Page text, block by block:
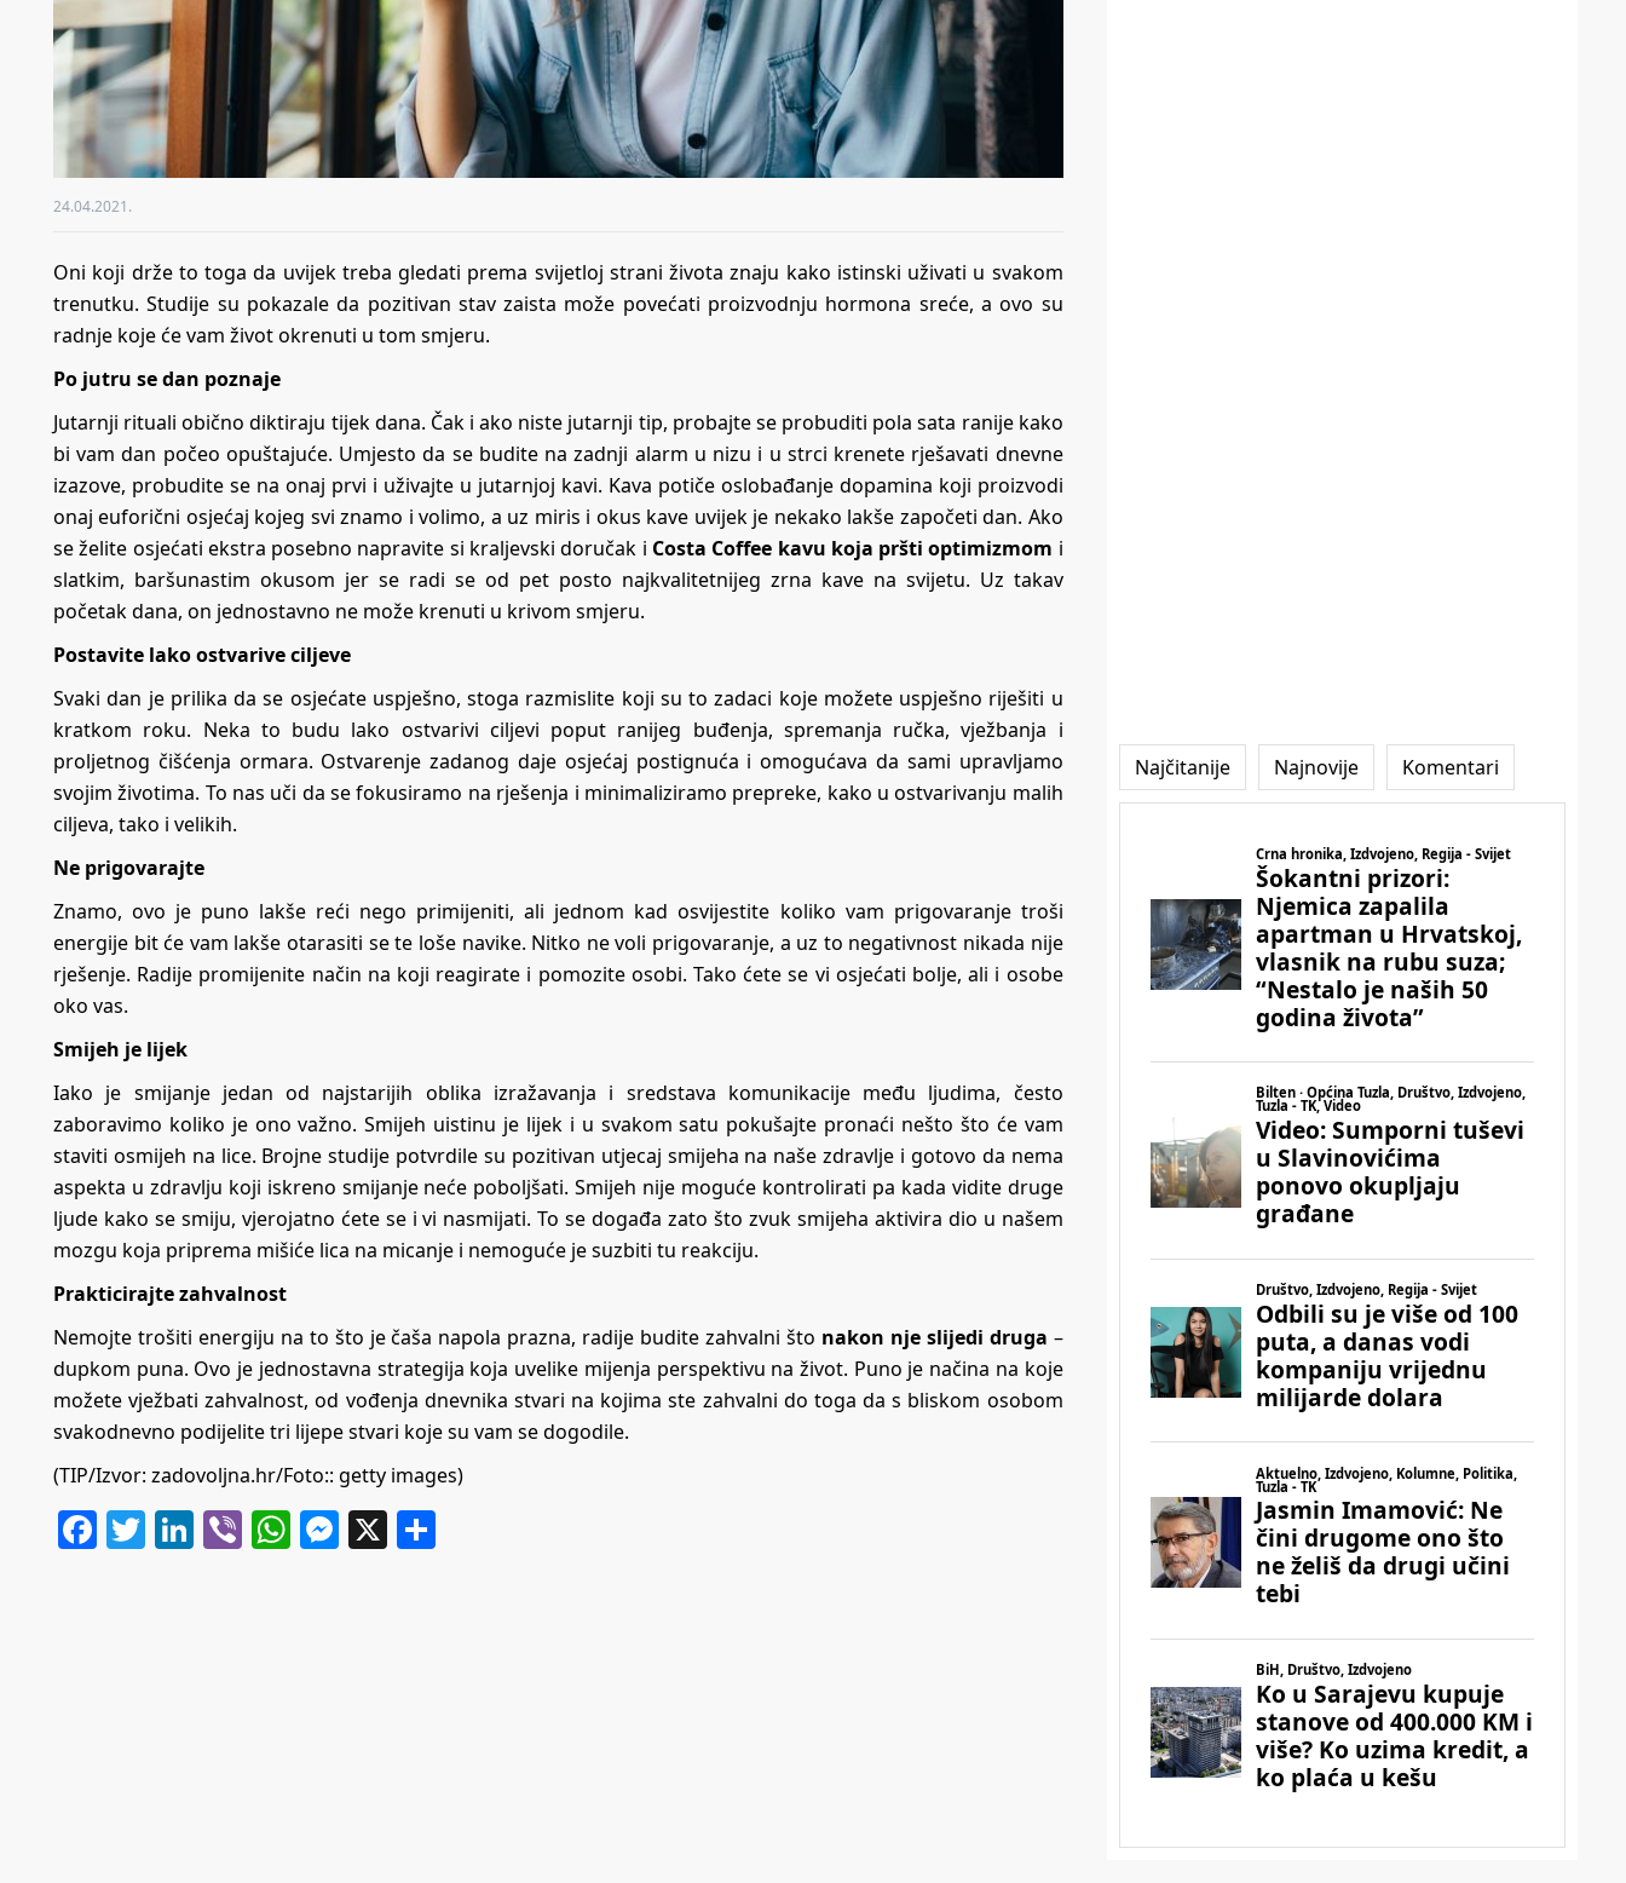
24.04.2021.
Oni koji drže to toga da uvijek treba gledati prema svijetloj strani života znaju kako istinski uživati u svakom
trenutku. Studije su pokazale da pozitivan stav zaista može povećati proizvodnju hormona sreće, a ovo su
radnje koje će vam život okrenuti u tom smjeru.
Po jutru se dan poznaje
Jutarnji rituali obično diktiraju tijek dana. Čak i ako niste jutarnji tip, probajte se probuditi pola sata ranije kako
bi vam dan počeo opuštajuće. Umjesto da se budite na zadnji alarm u nizu i u strci krenete rješavati dnevne
izazove, probudite se na onaj prvi i uživajte u jutarnjoj kavi. Kava potiče oslobađanje dopamina koji proizvodi
onaj euforični osjećaj kojeg svi znamo i volimo, a uz miris i okus kave uvijek je nekako lakše započeti dan. Ako
se želite osjećati ekstra posebno napravite si kraljevski doručak i Costa Coffee kavu koja pršti optimizmom i
slatkim, baršunastim okusom jer se radi se od pet posto najkvalitetnijeg zrna kave na svijetu. Uz takav
početak dana, on jednostavno ne može krenuti u krivom smjeru.
Postavite lako ostvarive ciljeve
Svaki dan je prilika da se osjećate uspješno, stoga razmislite koji su to zadaci koje možete uspješno riješiti u
kratkom roku. Neka to budu lako ostvarivi ciljevi poput ranijeg buđenja, spremanja ručka, vježbanja i
proljetnog čišćenja ormara. Ostvarenje zadanog daje osjećaj postignuća i omogućava da sami upravljamo
svojim životima. To nas uči da se fokusiramo na rješenja i minimaliziramo prepreke, kako u ostvarivanju malih
ciljeva, tako i velikih.
Ne prigovarajte
Znamo, ovo je puno lakše reći nego primijeniti, ali jednom kad osvijestite koliko vam prigovaranje troši
energije bit će vam lakše otarasiti se te loše navike. Nitko ne voli prigovaranje, a uz to negativnost nikada nije
rješenje. Radije promijenite način na koji reagirate i pomozite osobi. Tako ćete se vi osjećati bolje, ali i osobe
oko vas.
Smijeh je lijek
Iako je smijanje jedan od najstarijih oblika izražavanja i sredstava komunikacije među ljudima, često
zaboravimo koliko je ono važno. Smijeh uistinu je lijek i u svakom satu pokušajte pronaći nešto što će vam
staviti osmijeh na lice. Brojne studije potvrdile su pozitivan utjecaj smijeha na naše zdravlje i gotovo da nema
aspekta u zdravlju koji iskreno smijanje neće poboljšati. Smijeh nije moguće kontrolirati pa kada vidite druge
ljude kako se smiju, vjerojatno ćete se i vi nasmijati. To se događa zato što zvuk smijeha aktivira dio u našem
mozgu koja priprema mišiće lica na micanje i nemoguće je suzbiti tu reakciju.
Prakticirajte zahvalnost
Nemojte trošiti energiju na to što je čaša napola prazna, radije budite zahvalni što nakon nje slijedi druga –
dupkom puna. Ovo je jednostavna strategija koja uvelike mijenja perspektivu na život. Puno je načina na koje
možete vježbati zahvalnost, od vođenja dnevnika stvari na kojima ste zahvalni do toga da s bliskom osobom
svakodnevno podijelite tri lijepe stvari koje su vam se dogodile.
(TIP/Izvor: zadovoljna.hr/Foto:: getty images)
Facebook
Twitter
LinkedIn
ViberWhatsApp
Messenger
X
Najčitanije Najnovije Komentari